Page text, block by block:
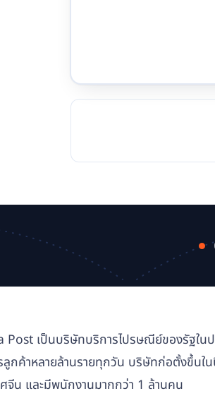
Post เป็นบริษัทบริการไปรษณีย์ของรัฐใน
ลูกค้าหลายล้านรายทุกวัน บริษัทก่อตั้งขึ้นใ
ศจีน และมีพนักงานมากกว่า 1 ล้านคน